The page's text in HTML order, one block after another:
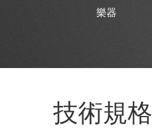
樂器
技術規格